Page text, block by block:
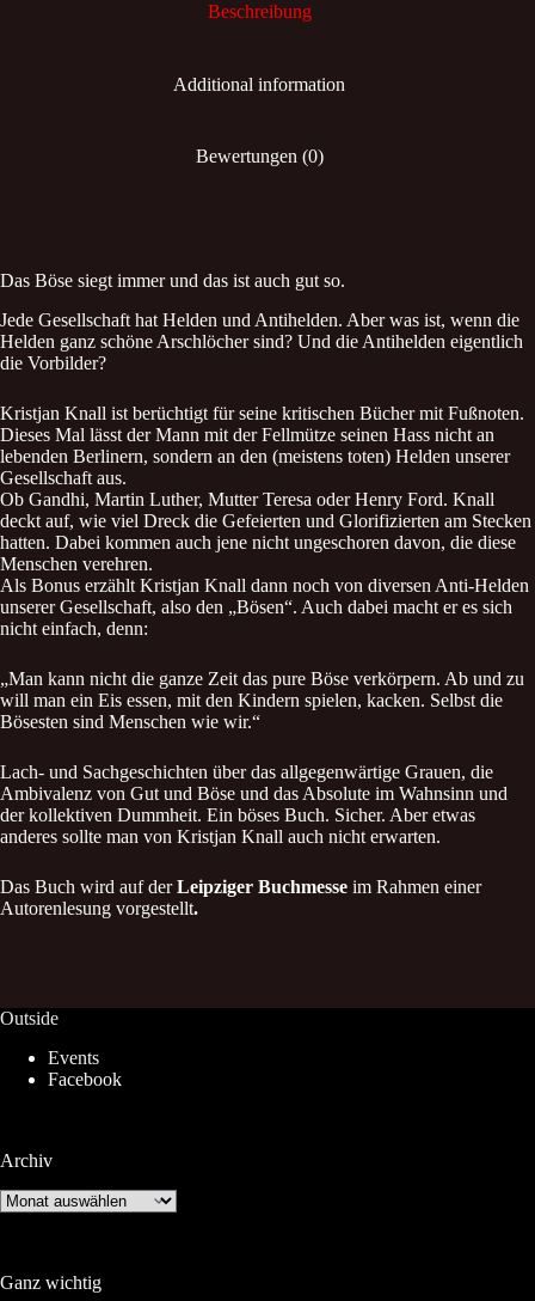
Beschreibung
Additional information
Bewertungen (0)
Das Böse siegt immer und das ist auch gut so.
Jede Gesellschaft hat Helden und Antihelden. Aber was ist, wenn die
Helden ganz schöne Arschlöcher sind? Und die Antihelden eigentlich
die Vorbilder?
Kristjan Knall ist berüchtigt für seine kritischen Bücher mit Fußnoten.
Dieses Mal lässt der Mann mit der Fellmütze seinen Hass nicht an
lebenden Berlinern, sondern an den (meistens toten) Helden unserer
Gesellschaft aus.
Ob Gandhi, Martin Luther, Mutter Teresa oder Henry Ford. Knall
deckt auf, wie viel Dreck die Gefeierten und Glorifizierten am Stecken
hatten. Dabei kommen auch jene nicht ungeschoren davon, die diese
Menschen verehren.
Als Bonus erzählt Kristjan Knall dann noch von diversen Anti-Helden
unserer Gesellschaft, also den „Bösen“. Auch dabei macht er es sich
nicht einfach, denn:
„Man kann nicht die ganze Zeit das pure Böse verkörpern. Ab und zu
will man ein Eis essen, mit den Kindern spielen, kacken. Selbst die
Bösesten sind Menschen wie wir.“
Lach- und Sachgeschichten über das allgegenwärtige Grauen, die
Ambivalenz von Gut und Böse und das Absolute im Wahnsinn und
der kollektiven Dummheit. Ein böses Buch. Sicher. Aber etwas
anderes sollte man von Kristjan Knall auch nicht erwarten.
Das Buch wird auf derLeipziger Buchmesse im Rahmen einer
Autorenlesung vorgestellt.
Outside
Events
Facebook
Archiv
Archiv
Ganz wichtig